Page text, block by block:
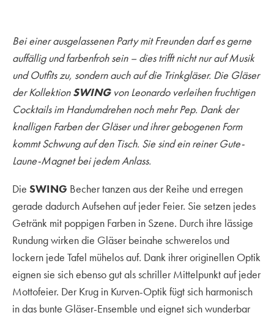
Bei einer ausgelassenen Party mit Freunden darf es gerne
auffällig und farbenfroh sein – dies trifft nicht nur auf Musik
und Outfits zu, sondern auch auf die Trinkgläser. Die Gläser
der KollektionSWINGvon Leonardo verleihen fruchtigen
Cocktails im Handumdrehen noch mehr Pep. Dank der
knalligen Farben der Gläser und ihrer gebogenen Form
kommt Schwung auf den Tisch. Sie sind ein reiner Gute-
Laune-Magnet bei jedem Anlass.
Die SWING Becher tanzen aus der Reihe und erregen
gerade dadurch Aufsehen auf jeder Feier. Sie setzen jedes
Getränk mit poppigen Farben in Szene. Durch ihre lässige
Rundung wirken die Gläser beinahe schwerelos und
lockern jede Tafel mühelos auf. Dank ihrer originellen Optik
eignen sie sich ebenso gut als schriller Mittelpunkt auf jeder
Mottofeier. Der Krug in Kurven-Optik fügt sich harmonisch
in das bunte Gläser-Ensemble und eignet sich wunderbar